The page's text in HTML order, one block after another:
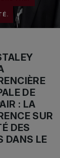
DE
: LA
SUR
DES
DANS LE